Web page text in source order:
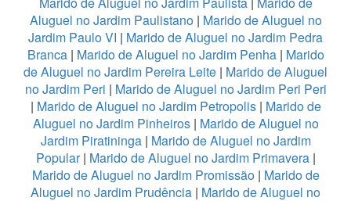
Aluguel no Jardim Paulistano| Marido de Aluguel no
Jardim Paulo VI | Marido de Aluguel no Jardim Pedra
Branca| Marido de Aluguel no Jardim Penha| Marido
de Aluguel no Jardim Pereira Leite | Marido de Aluguel
no Jardim Peri | Marido de Aluguel no Jardim Peri Peri
| Marido de Aluguel no Jardim Petropolis| Marido de
Aluguel no Jardim Pinheiros| Marido de Aluguel no
Jardim Piratininga| Marido de Aluguel no Jardim
Popular| Marido de Aluguel no Jardim Primavera|
Marido de Aluguel no Jardim Promissão| Marido de
Aluguel no Jardim Prudência | Marido de Aluguel no